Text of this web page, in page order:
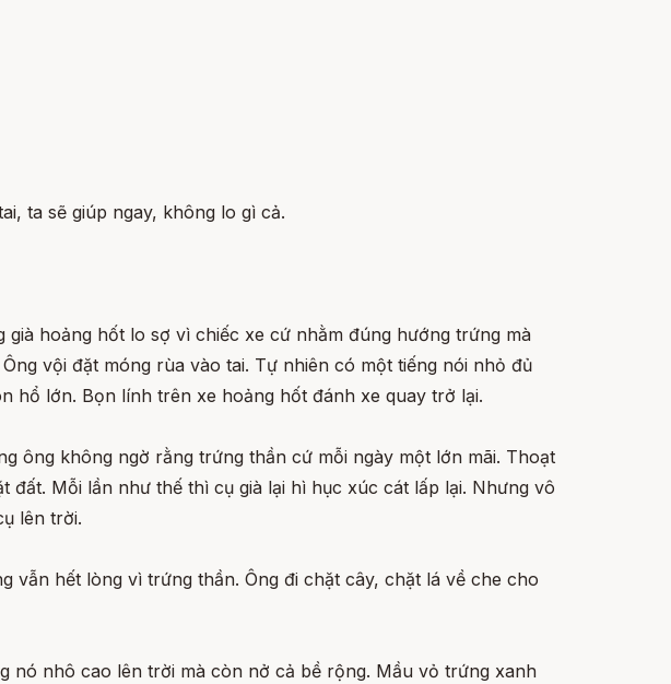
ta sẽ giúp ngay, không lo gì cả.
hoảng hốt lo sợ vì chiếc xe cứ nhằm đúng hướng trứng mà
vội đặt móng rùa vào tai. Tự nhiên có một tiếng nói nhỏ đủ
hổ lớn. Bọn lính trên xe hoảng hốt đánh xe quay trở lại.
ông không ngờ rằng trứng thần cứ mỗi ngày một lớn mãi. Thoạt
Mỗi lần như thế thì cụ già lại hì hục xúc cát lấp lại. Nhưng vô
lên trời.
vẫn hết lòng vì trứng thần. Ông đi chặt cây, chặt lá về che cho
nó nhô cao lên trời mà còn nở cả bề rộng. Mầu vỏ trứng xanh